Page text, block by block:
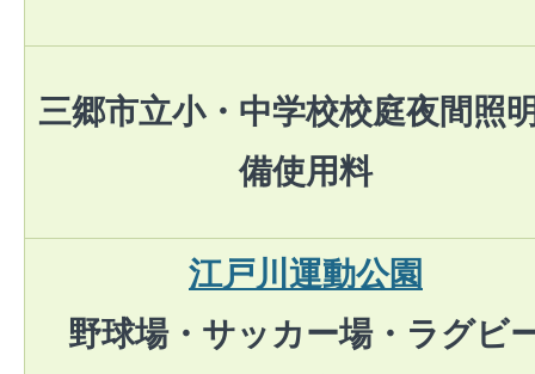
三郷市立小・中学校校庭夜間照
備使用料
江戸川運動公園
野球場・サッカー場・ラグビ